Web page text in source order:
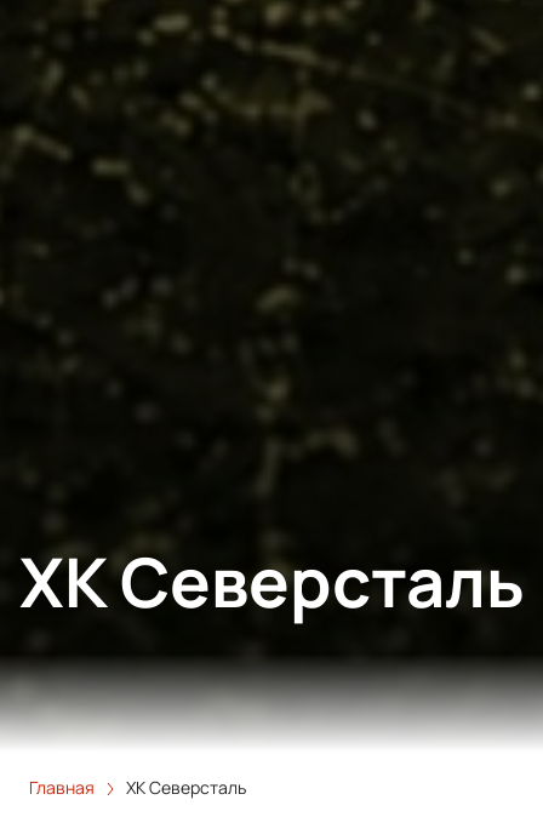
ХК Северсталь
Главная ХК Северсталь